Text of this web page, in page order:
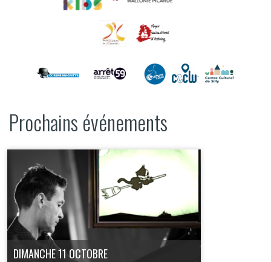
.
Prochains événements
DIMANCHE 11 OCTOBRE